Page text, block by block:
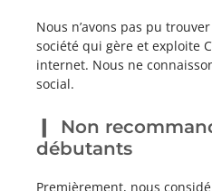
Nous n’avons pas pu
société qui gère et exploite
internet. Nous ne
social.
Non
débutants
Premièrement, nous